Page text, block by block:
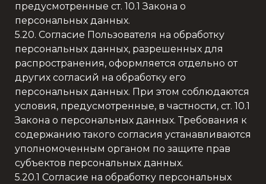
предусмотренные ст. 10.1 Закона о
персональных данных.
5.20. Согласие Пользователя на обработку
персональных данных, разрешенных для
распространения, оформляется отдельно от
других согласий на обработку его
персональных данных. При этом соблюдаются
условия, предусмотренные, в частности, ст. 10.1
Закона о персональных данных. Требования к
содержанию такого согласия устанавливаются
уполномоченным органом по защите прав
субъектов персональных данных.
5.20.1 Согласие на обработку персональных